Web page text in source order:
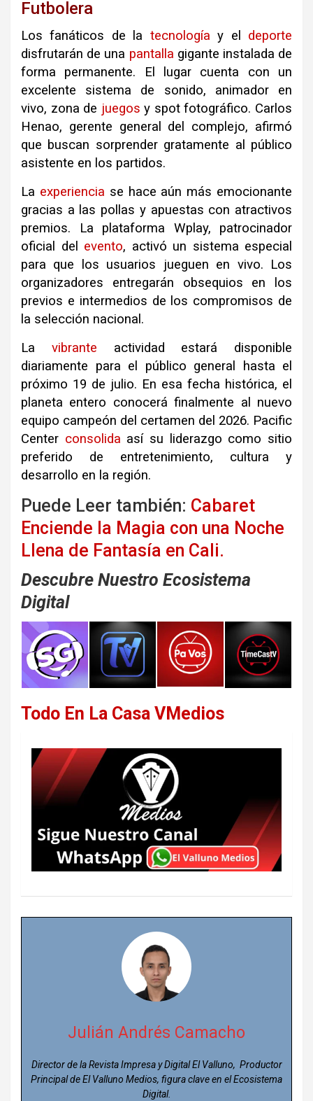
Futbolera
Los fanáticos de la tecnología y el deporte
disfrutarán de una pantalla gigante instalada de
forma permanente.
El lugar cuenta con un
excelente sistema de sonido, animador en
vivo, zona de juegos y spot fotográfico. Carlos
Henao, gerente general del complejo, afirmó
que buscan sorprender gratamente al público
asistente en los partidos.
La experiencia se hace aún más emocionante
gracias a las pollas y apuestas con atractivos
premios.
La plataforma Wplay, patrocinador
oficial del evento, activó un sistema especial
para que los usuarios jueguen en vivo. Los
organizadores entregarán obsequios en los
previos e intermedios de los compromisos de
la selección nacional.
La vibrante actividad estará disponible
diariamente para el público general hasta el
próximo 19 de julio. En esa fecha histórica, el
planeta entero conocerá finalmente al nuevo
equipo campeón del certamen del 2026. Pacific
Center consolida así su liderazgo como sitio
preferido de entretenimiento, cultura y
desarrollo en la región.
Puede Leer también: Cabaret
Enciende la Magia con una Noche
Llena de Fantasía en Cali.
Descubre Nuestro Ecosistema
Digital
Todo En La Casa VMedios
Julián Andrés Camacho
Director de la Revista Impresa y Digital El Valluno, Productor
Principal de El Valluno Medios, figura clave en el Ecosistema
Digital.